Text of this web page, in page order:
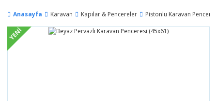
Anasayfa Karavan Kapılar & Pencereler Pistonlu Karavan
YENİ